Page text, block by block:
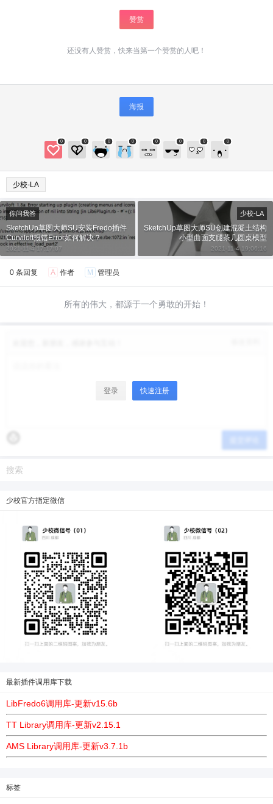
赞赏
还没有人赞赏，快来当第一个赞赏的人吧！
海报
0 0 0 0 0 0 0 0
少校-LA
你问我答
SketchUp草图大师SU安装Fredo插件
Curviloft报错Error如何解决？
2021-11-4 17:17:07
少校-LA
SketchUp草图大师SU创建混凝土结构
小型曲面支腿茶几圆桌模型
2021-11-4 19:06:16
0 条回复 A 作者 M 管理员
所有的伟大，都源于一个勇敢的开始！
登录 快速注册
少校官方指定微信
最新插件调用库下载
LibFredo6调用库-更新v15.6b
TT Library调用库-更新v2.15.1
AMS Library调用库-更新v3.7.1b
标签